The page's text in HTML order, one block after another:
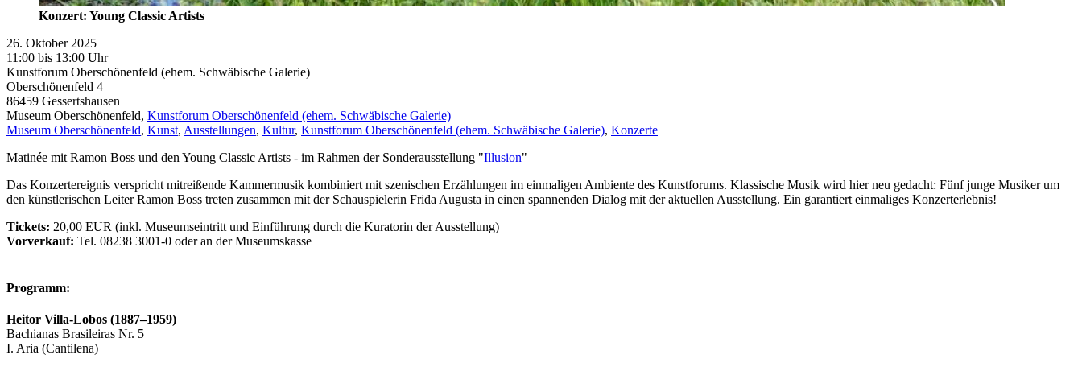
Konzert: Young Classic Artists
26. Oktober 2025
11:00 bis 13:00 Uhr
Kunstforum Oberschönenfeld (ehem. Schwäbische Galerie)
Oberschönenfeld 4
86459 Gessertshausen
Museum Oberschönenfeld, Kunstforum Oberschönenfeld (ehem. Schwäbische Galerie)
Museum Oberschönenfeld, Kunst, Ausstellungen, Kultur, Kunstforum Oberschönenfeld (ehem. Schwäbische Galerie), Konzerte
Matinée mit Ramon Boss und den Young Classic Artists - im Rahmen der Sonderausstellung "Illusion"
Das Konzertereignis verspricht mitreißende Kammermusik kombiniert mit szenischen Erzählungen im einmaligen Ambiente des Kunstforums. Klassische Musik wird hier neu gedacht: Fünf junge Musiker um
den künstlerischen Leiter Ramon Boss treten zusammen mit der Schauspielerin Frida Augusta in einen spannenden Dialog mit der aktuellen Ausstellung. Ein garantiert einmaliges Konzerterlebnis!
Tickets: 20,00 EUR (inkl. Museumseintritt und Einführung durch die Kuratorin der Ausstellung)
Vorverkauf: Tel. 08238 3001-0 oder an der Museumskasse
Programm:
Heitor Villa-Lobos (1887–1959)
Bachianas Brasileiras Nr. 5
I. Aria (Cantilena)